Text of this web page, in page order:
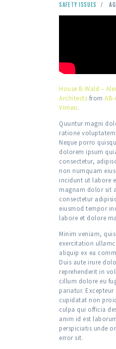
SAFETY ISSUES
House B-Wald –
Architects from
Vimeo.
Quuntur magni
ratione
Neque porro
dolorem ipsum
consectetur,
non numquam
incidunt ut labore
magnam dolor sit
consectetur
eiusmod tempor
labore et dolore
Minim veniam,
exercitation
aliquip ex ea
Duis aute irure
reprehenderit in
cillum dolore eu
pariatur.
cupidatat non
culpa qui officia
anim id est
perspiciatis unde
error sit.